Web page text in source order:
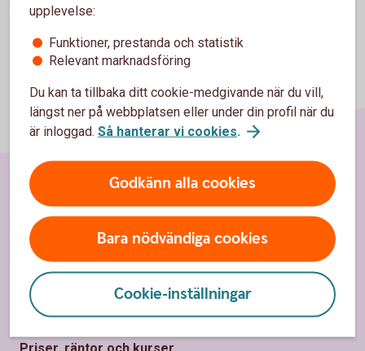
upplevelse:
Funktioner, prestanda och statistik
Relevant marknadsföring
Du kan ta tillbaka ditt cookie-medgivande när du vill,
längst ner på webbplatsen eller under din profil när du
är inloggad. Så hanterar vi cookies.
Godkänn alla cookies
Bara nödvändiga cookies
Cookie-inställningar
Sidfot
Hitta snabbt
Kontakta oss
Spärrhjälp
Bli kund